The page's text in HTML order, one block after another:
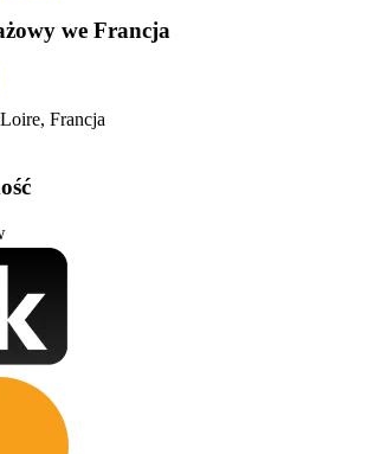
we Francja
Francja